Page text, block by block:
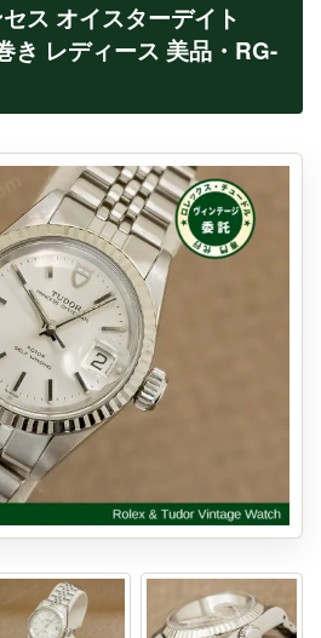
ス オイスターデイト
き レディース 美品・RG-